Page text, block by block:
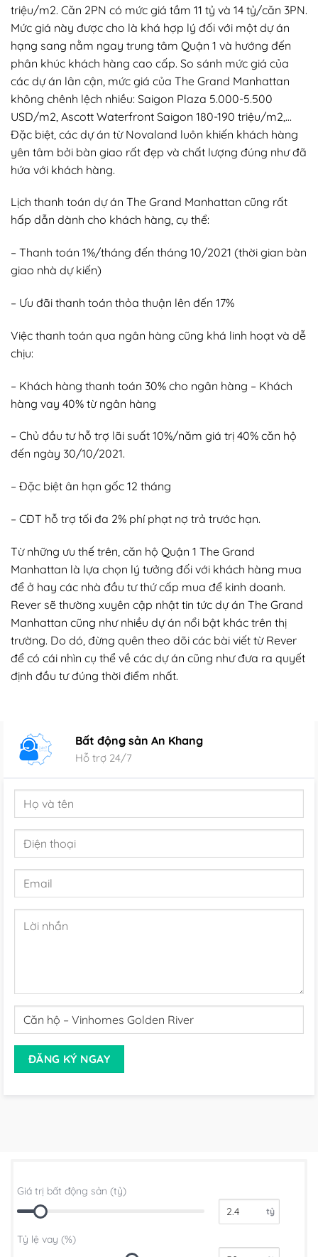
triệu/m2. Căn 2PN có mức giá tầm 11 tỷ và 14 tỷ/căn 3PN.
Mức giá này được cho là khá hợp lý đối với một dự án
hạng sang nằm ngay trung tâm Quận 1 và hướng đến
phân khúc khách hàng cao cấp. So sánh mức giá của
các dự án lân cận, mức giá của The Grand Manhattan
không chênh lệch nhiều: Saigon Plaza 5.000-5.500
USD/m2, Ascott Waterfront Saigon 180-190 triệu/m2,…
Đặc biệt, các dự án từ Novaland luôn khiến khách hàng
yên tâm bởi bàn giao rất đẹp và chất lượng đúng như đã
hứa với khách hàng.
Lịch thanh toán dự án The Grand Manhattan cũng rất
hấp dẫn dành cho khách hàng, cụ thể:
– Thanh toán 1%/tháng đến tháng 10/2021 (thời gian bàn
giao nhà dự kiến)
– Ưu đãi thanh toán thỏa thuận lên đến 17%
Việc thanh toán qua ngân hàng cũng khá linh hoạt và dễ
chịu:
– Khách hàng thanh toán 30% cho ngân hàng – Khách
hàng vay 40% từ ngân hàng
– Chủ đầu tư hỗ trợ lãi suất 10%/năm giá trị 40% căn hộ
đến ngày 30/10/2021.
– Đặc biệt ân hạn gốc 12 tháng
– CĐT hỗ trợ tối đa 2% phí phạt nợ trả trước hạn.
Từ những ưu thế trên, căn hộ Quận 1 The Grand
Manhattan là lựa chọn lý tưởng đối với khách hàng mua
để ở hay các nhà đầu tư thứ cấp mua để kinh doanh.
Rever sẽ thường xuyên cập nhật tin tức dự án The Grand
Manhattan cũng như nhiều dự án nổi bật khác trên thị
trường. Do dó, đừng quên theo dõi các bài viết từ Rever
để có cái nhìn cụ thể về các dự án cũng như đưa ra quyết
định đầu tư đúng thời điểm nhất.
Bất động sản An Khang
Hỗ trợ 24/7
Giá trị bất động sản (tỷ)
tỷ
Tỷ lệ vay (%)